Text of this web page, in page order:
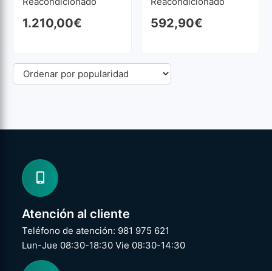
1.210,00€ 592,90€
Atención al cliente
Teléfono de atención: 981 975 621
Lun-Jue 08:30-18:30 Vie 08:30-14:30